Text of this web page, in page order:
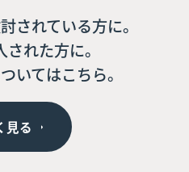
されている方に。
れた方に。
いてはこちら。
見る